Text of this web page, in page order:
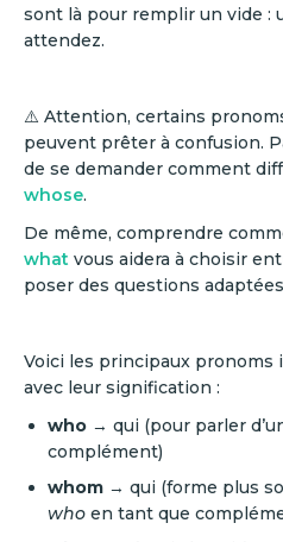
sont là pour remplir un vide :
attendez.
⚠️ Attention, certains
peuvent prêter à confusion.
de se demander comment
whose.
De même, comprendre
what vous aidera à choisir
poser des questions
Voici les principaux pronoms
avec leur signification :
who → qui (pour parler
complément)
whom → qui (forme plus
who en tant que